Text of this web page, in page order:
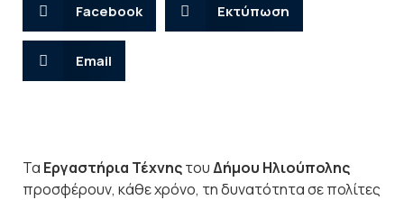
Facebook Εκτύπωση
Email
Τα Εργαστήρια ΤέχνηςτουΔήμου Ηλιούπολης
προσφέρουν, κάθε χρόνο, τη δυνατότητα σε πολίτες